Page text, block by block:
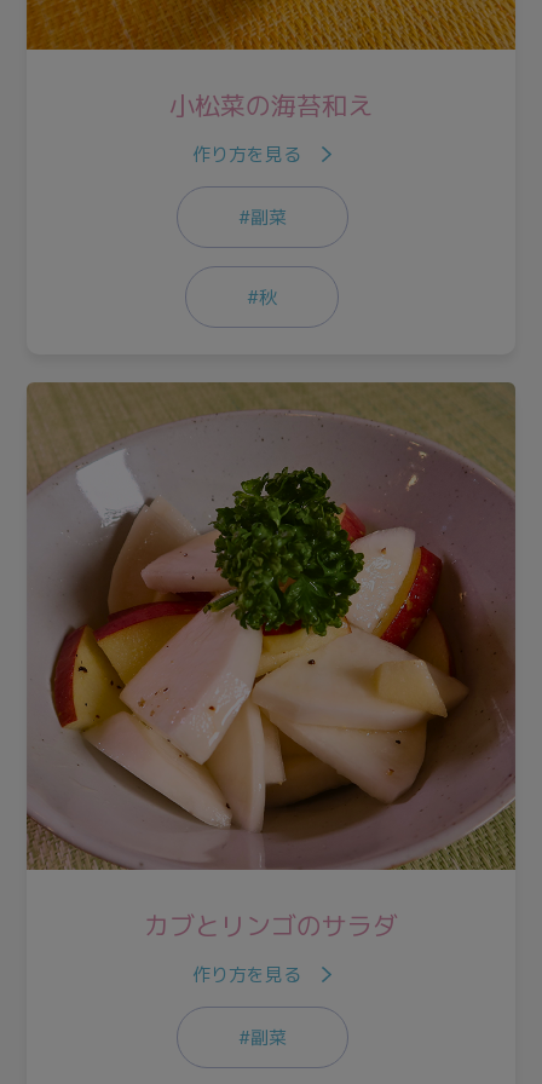
小松菜の海苔和え
作り方を見る
#副菜
#秋
カブとリンゴのサラダ
作り方を見る
#副菜